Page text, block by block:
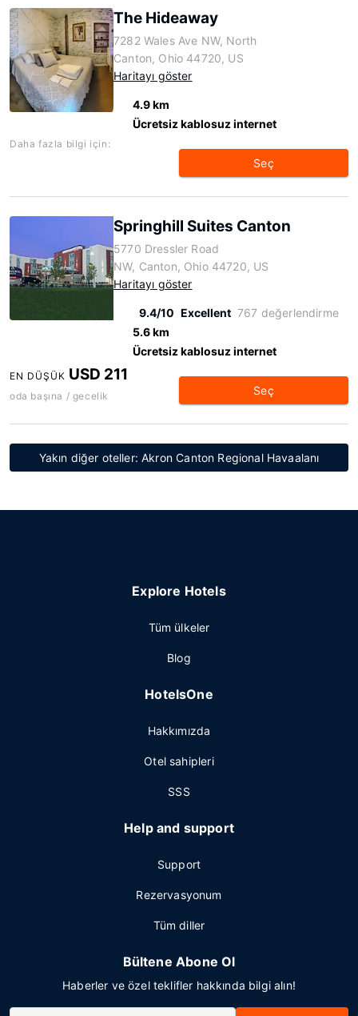
The Hideaway
7282 Wales Ave NW, North
Canton, Ohio 44720, US
Haritayı göster
4.9 km
Ücretsiz kablosuz internet
Daha fazla bilgi için:
Seç
Springhill Suites Canton
5770 Dressler Road
NW, Canton, Ohio 44720, US
Haritayı göster
9.4/10 Excellent 767 değerlendirme
5.6 km
Ücretsiz kablosuz internet
EN DÜŞÜK USD 211
oda başına / gecelik Seç
Yakın diğer oteller: Akron Canton Regional Havaalanı
Explore Hotels
Tüm ülkeler
Blog
HotelsOne
Hakkımızda
Otel sahipleri
SSS
Help and support
Support
Rezervasyonum
Tüm diller
Bültene Abone Ol
Haberler ve özel teklifler hakkında bilgi alın!